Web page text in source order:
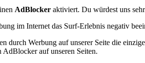
AdBlocker aktiviert. Du würdest uns
im Internet das Surf-Erlebnis negativ
durch Werbung auf unserer Seite die
AdBlocker auf unseren Seiten.